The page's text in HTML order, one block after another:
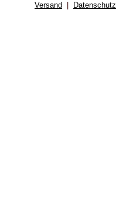
Versand
Datenschutz